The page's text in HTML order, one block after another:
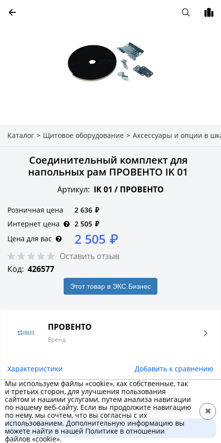
Каталог > Щитовое оборудование > Аксессуары и опции в
Соединительный комплект для
напольных рам ПРОВЕНТО IK 01
Артикул: IK 01 / ПРОВЕНТО
Розничная цена 2 636 ₽
Интернет цена
2 505 ₽
Цена для вас
2 505 ₽
Оставить отзыв
Код: 426577
Этот товар в ЭКС.Бизнес
ПРОВЕНТО
Бренд
Характеристики Добавить к сравнению
Описание товара
Предназначен для объединения двух рам напольных
распределительных шкафов сбоку или сзади.
В корзину
2 505 ₽
Мы используем файлы «cookie», как собственные, так
и третьих сторон, для улучшения пользования
сайтом и нашими услугами, путем анализа навигации
по нашему веб-сайту. Если вы продолжите навигацию
по нему, мы сочтем, что вы согласны с их
использованием. Дополнительную информацию вы
можете найти в нашей Политике в отношении
файлов «cookie».
✖